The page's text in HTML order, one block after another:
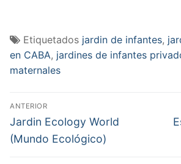
Etiquetados jardin de infantes,
en CABA, jardines de infantes
maternales
Navegación
de
entradas
ANTERIOR
Entrada
anterior:
Jardin Ecology World
(Mundo Ecológico)